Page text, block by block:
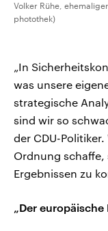
Volker Rühe,
photothek)
„In
was unsere
strategische
sind wir so
der CDU-
Ordnung schaffe,
Ergebnissen zu
„Der